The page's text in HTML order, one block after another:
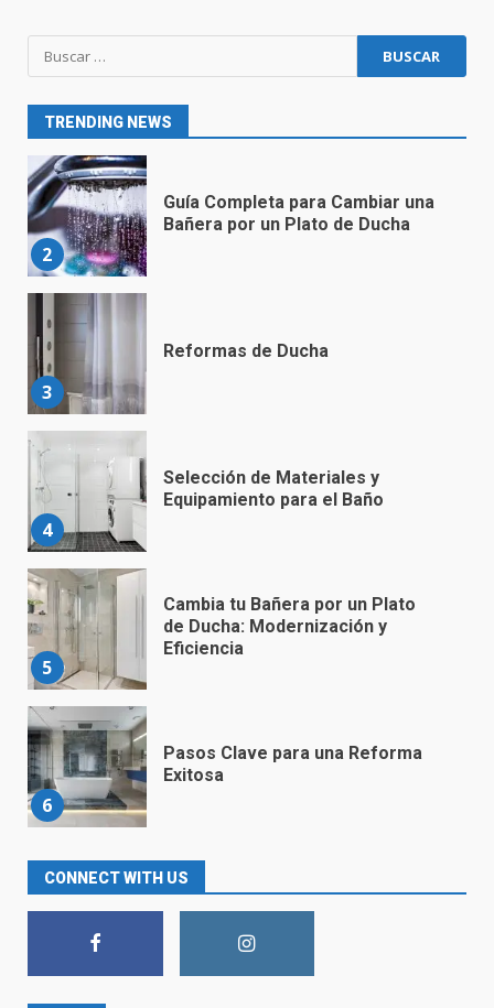
TRENDING NEWS
1
Sustituir bañera por ducha en
2
Guía Completa para Cambiar una
Bañera por un Plato de Ducha
3
Reformas de Ducha
4
Selección de Materiales y
Equipamiento para el Baño
5
Cambia tu Bañera por un Plato
de Ducha: Modernización y
Eficiencia
6
Pasos Clave para una Reforma
Exitosa
Convierte tu Baño en un Espacio
Moderno y Acogedor con
Nuestras Soluciones de Diseño
Innovador
CONNECT WITH US